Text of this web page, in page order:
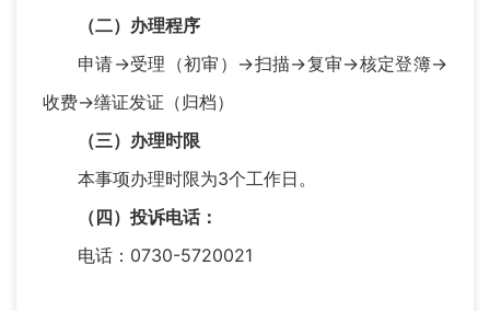
（二）办理程序
申请→受理（初审）→扫描→复审→核定登簿→
收费→缮证发证（归档）
（三）办理时限
本事项办理时限为3个工作日。
（四）投诉电话：
电话：0730-5720021